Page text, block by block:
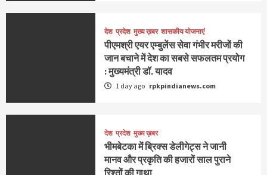
देश प्रदेश मुख्य ख़बर शासकीय योजनाएं
पीएमश्री एयर एम्बुलेंस सेवा गंभीर मरीजों की
जान बचाने में देश का सबसे सफलतम प्रयोग
: मुख्यमंत्री डॉ. यादव
1 day ago rpkpindianews.com
देश प्रदेश मुख्य ख़बर
भीमबेटका में ब्रिक्स डेलीगेट्स ने जानी
मानव और प्रकृति की हजारों साल पुराने
रिश्तों की गाथा